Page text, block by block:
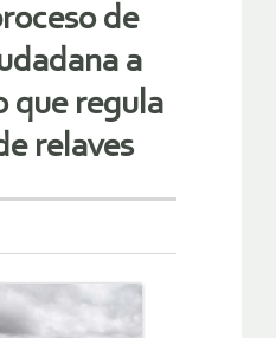
de
a
que regula
relaves